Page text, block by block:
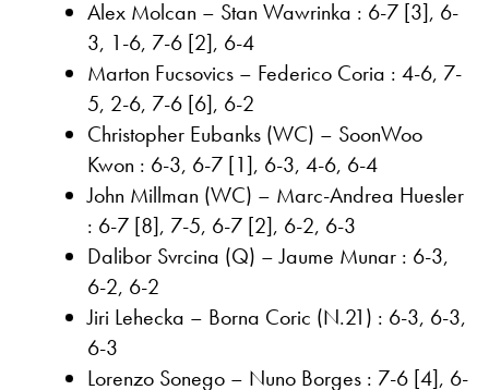
Alex Molcan – Stan Wawrinka : 6-7 [3], 6-
3, 1-6, 7-6 [2], 6-4
Marton Fucsovics – Federico Coria : 4-6, 7-
5, 2-6, 7-6 [6], 6-2
Christopher Eubanks (WC) – SoonWoo
Kwon : 6-3, 6-7 [1], 6-3, 4-6, 6-4
John Millman (WC) – Marc-Andrea Huesler
: 6-7 [8], 7-5, 6-7 [2], 6-2, 6-3
Dalibor Svrcina (Q) – Jaume Munar : 6-3,
6-2, 6-2
Jiri Lehecka – Borna Coric (N.21) : 6-3, 6-3,
6-3
Lorenzo Sonego – Nuno Borges : 7-6 [4], 6-